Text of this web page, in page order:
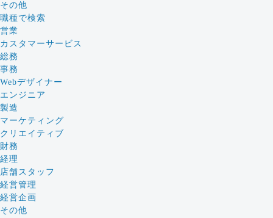
その他
職種で検索
営業
カスタマーサービス
総務
事務
Webデザイナー
エンジニア
製造
マーケティング
クリエイティブ
財務
経理
店舗スタッフ
経営管理
経営企画
その他